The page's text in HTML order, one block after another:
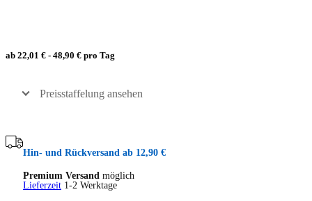
ab 22,01 € - 48,90 € pro Tag
Preisstaffelung ansehen
Hin- und Rückversand ab 12,90 €
Premium Versand möglich
Lieferzeit 1-2 Werktage